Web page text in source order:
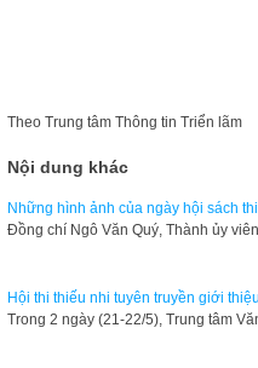
Theo Trung tâm Thông tin Triển lãm
Nội dung khác
Những hình ảnh của ngày hội sách
Đồng chí Ngô Văn Quý, Thành ủy
Hội thi thiếu nhi tuyên truyền giới
Trong 2 ngày (21-22/5), Trung tâm